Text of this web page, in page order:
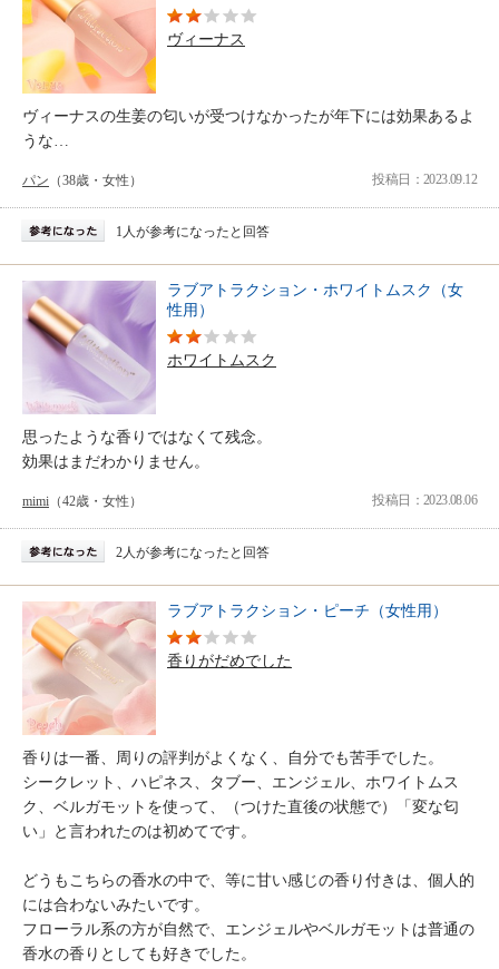
ヴィーナス
ヴィーナスの生姜の匂いが受つけなかったが年下には効果あるよ
うな…
パン （38歳・女性） 投稿日：2023.09.12
1人が参考になったと回答
ラブアトラクション・ホワイトムスク（女
性用）
ホワイトムスク
思ったような香りではなくて残念。
効果はまだわかりません。
mimi （42歳・女性） 投稿日：2023.08.06
2人が参考になったと回答
ラブアトラクション・ピーチ（女性用）
香りがだめでした
香りは一番、周りの評判がよくなく、自分でも苦手でした。
シークレット、ハピネス、タブー、エンジェル、ホワイトムス
ク、ベルガモットを使って、（つけた直後の状態で）「変な匂
い」と言われたのは初めてです。
どうもこちらの香水の中で、等に甘い感じの香り付きは、個人的
には合わないみたいです。
フローラル系の方が自然で、エンジェルやベルガモットは普通の
香水の香りとしても好きでした。